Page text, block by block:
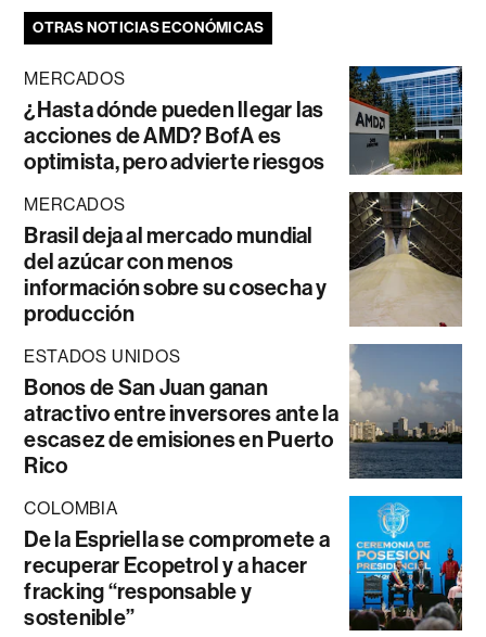
OTRAS NOTICIAS ECONÓMICAS
MERCADOS
¿Hasta dónde pueden llegar las
acciones de AMD? BofA es
optimista, pero advierte riesgos
MERCADOS
Brasil deja al mercado mundial
del azúcar con menos
información sobre su cosecha y
producción
ESTADOS UNIDOS
Bonos de San Juan ganan
atractivo entre inversores ante la
escasez de emisiones en Puerto
Rico
COLOMBIA
De la Espriella se compromete a
recuperar Ecopetrol y a hacer
fracking “responsable y
sostenible”